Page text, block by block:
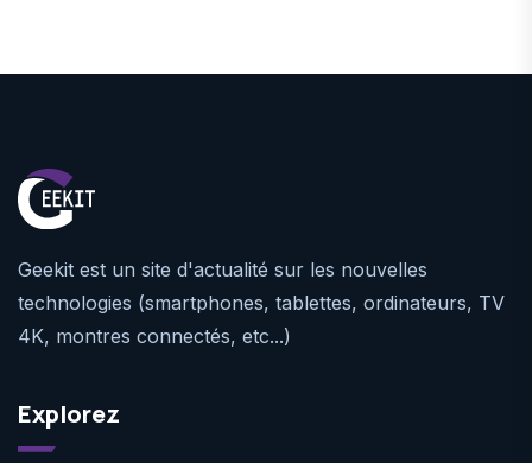
Geekit est un site d'actualité sur les nouvelles
technologies (smartphones, tablettes, ordinateurs, TV
4K, montres connectés, etc...)
Explorez